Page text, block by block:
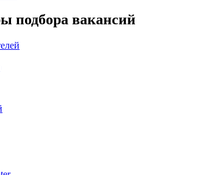
подбора вакансий